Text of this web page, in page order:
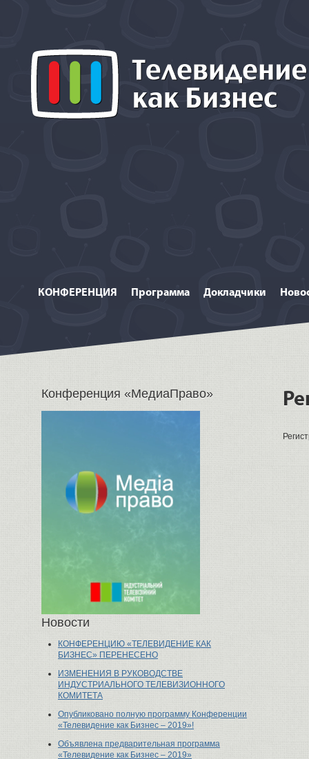
КОНФЕРЕНЦИЯ Программа Докладчики
Конференция «МедиаПраво»
Новости
КОНФЕРЕНЦИЮ «ТЕЛЕВИДЕНИЕ КАК
БИЗНЕС» ПЕРЕНЕСЕНО
ИЗМЕНЕНИЯ В РУКОВОДСТВЕ
ИНДУСТРИАЛЬНОГО ТЕЛЕВИЗИОННОГО
КОМИТЕТА
Опубликовано полную программу Конференции
«Телевидение как Бизнес – 2019»!
Объявлена предварительная программа
«Телевидение как Бизнес – 2019»